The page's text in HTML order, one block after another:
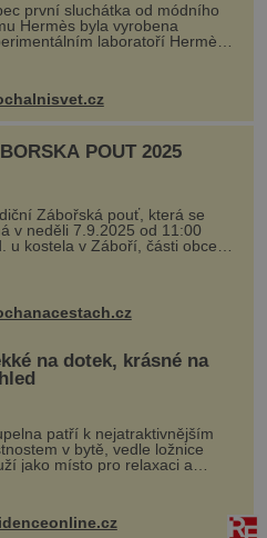
první sluchátka od módního
Hermès byla vyrobena
laboratoří Hermès
POUŤ 2025
Zábořská pouť, která se
v neděli 7.9.2025 od 11:00
u kostela v Záboří, části obce
Mělníka. V programu naleznete
prohlídku kostela,
na dotek, krásné na
patří k nejatraktivnějším
v bytě, vedle ložnice
jako místo pro relaxaci a
Koupelnový textil –
osušky a koberečky –
jako mávnutím kouzelného